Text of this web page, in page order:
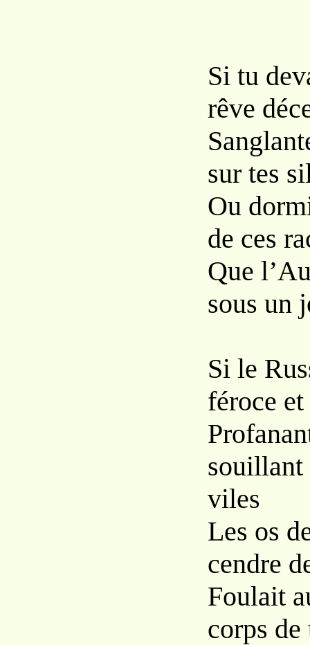
Si tu
rêve
sur tes
Ou
de ces
Que
sous un
Si le
féroce
souillant
viles
Les os
cendre
Foulait
corps